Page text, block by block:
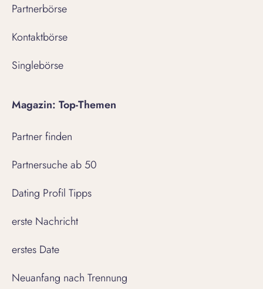
Partnerbörse
Kontaktbörse
Singlebörse
Magazin: Top-Themen
Partner finden
Partnersuche ab 50
Dating Profil Tipps
erste Nachricht
erstes Date
Neuanfang nach Trennung